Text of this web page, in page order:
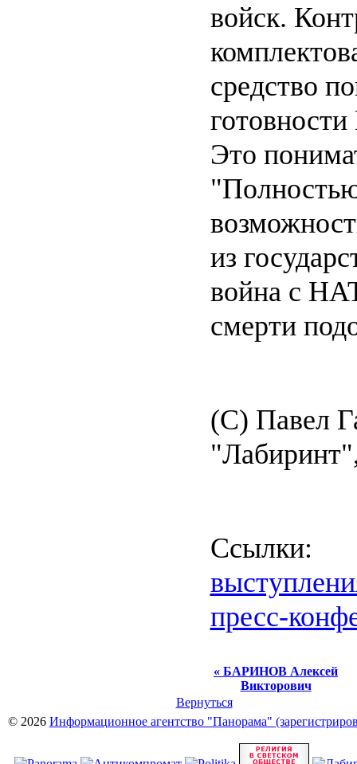
войск.
средство
Это
из
война с
смерти
(C) Павел
Ссылки:
пресс-
« БАРИНОВ Алексей
Викторович
Вернуться
© 2026 Информационное агентство "Панорама"